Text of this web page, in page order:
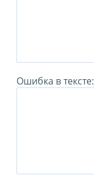
Ошибка в тексте: